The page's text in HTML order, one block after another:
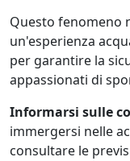
Questo fenomeno
un'esperienza
per garantire la
appassionati di
Informarsi sulle
immergersi nelle
consultare le